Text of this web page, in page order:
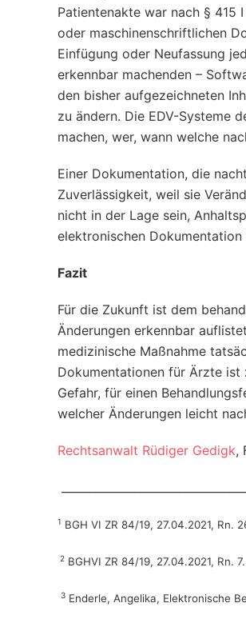
Patientenakte war nach § 415
oder maschinenschriftlichen
Einfügung oder Neufassung
erkennbar machenden –
den bisher aufgezeichneten
zu ändern. Die EDV-Systeme
machen, wer, wann welche
Einer Dokumentation, die
Zuverlässigkeit, weil sie
nicht in der Lage sein,
elektronischen
Fazit
Für die Zukunft ist dem
Änderungen erkennbar
medizinische Maßnahme
Dokumentationen für Ärzte
Gefahr, für einen
welcher Änderungen leicht
Rechtsanwalt Rüdiger Gedigk,
1 BGH VI ZR 84/19, 27.04.2021, Rn.
2 BGHVI ZR 84/19, 27.04.2021, Rn. 7.
3 Enderle, Angelika, Elektronische